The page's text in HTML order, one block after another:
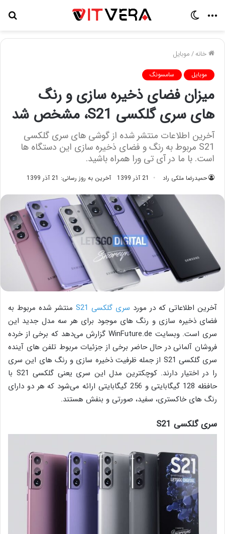
منو
خانه/موبایل
موبایل سامسونگ
میزان فضای ذخیره سازی و رنگ
های سری گلکسی S21، مشخص شد
آخرین اطلاعات منتشر شده از گوشی های سری گلکسی
S21 مربوط به رنگ و فضای ذخیره سازی این دستگاه‌ ها
است. با ما در آی‌ تی ورا همراه باشید.
حمیدرضا ملکی راد 21 آذر 1399 آخرین به روز رسانی: 21 آذر 1399
آخرین اطلاعاتی که در مورد ‌ سری گلکسی S21
منتشر شده مربوط به
فضای ذخیره سازی و رنگ های موجود برای هر سه مدل جدید این
سری است. وبسایت WinFuture.de گزارش می‌دهد که برخی از خرده
فروشان آلمانی در حال حاضر برخی از جزئیات مربوط تلفن های آینده
سری گلکسی S21 از جمله ظرفیت ذخیره سازی و رنگ های این سری
را در اختیار دارند. کوچکترین مدل این سری یعنی گلکسی S21 با
حافظه 128 گیگابایتی و 256 گیگابایتی ارائه می‌شود که هر دو دارای
رنگ های خاکستری، سفید، صورتی و بنفش هستند.
سری گلکسی S21